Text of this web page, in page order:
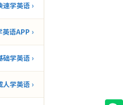
速学英语 ›
英语APP ›
础学英语 ›
人学英语 ›